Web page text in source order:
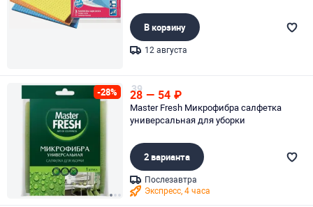
В корзину
12 августа
-28% 39
28 — 54 ₽
Master Fresh Микрофибра салфетка
универсальная для уборки
2 варианта
Послезавтра
Экспресс, 4 часа